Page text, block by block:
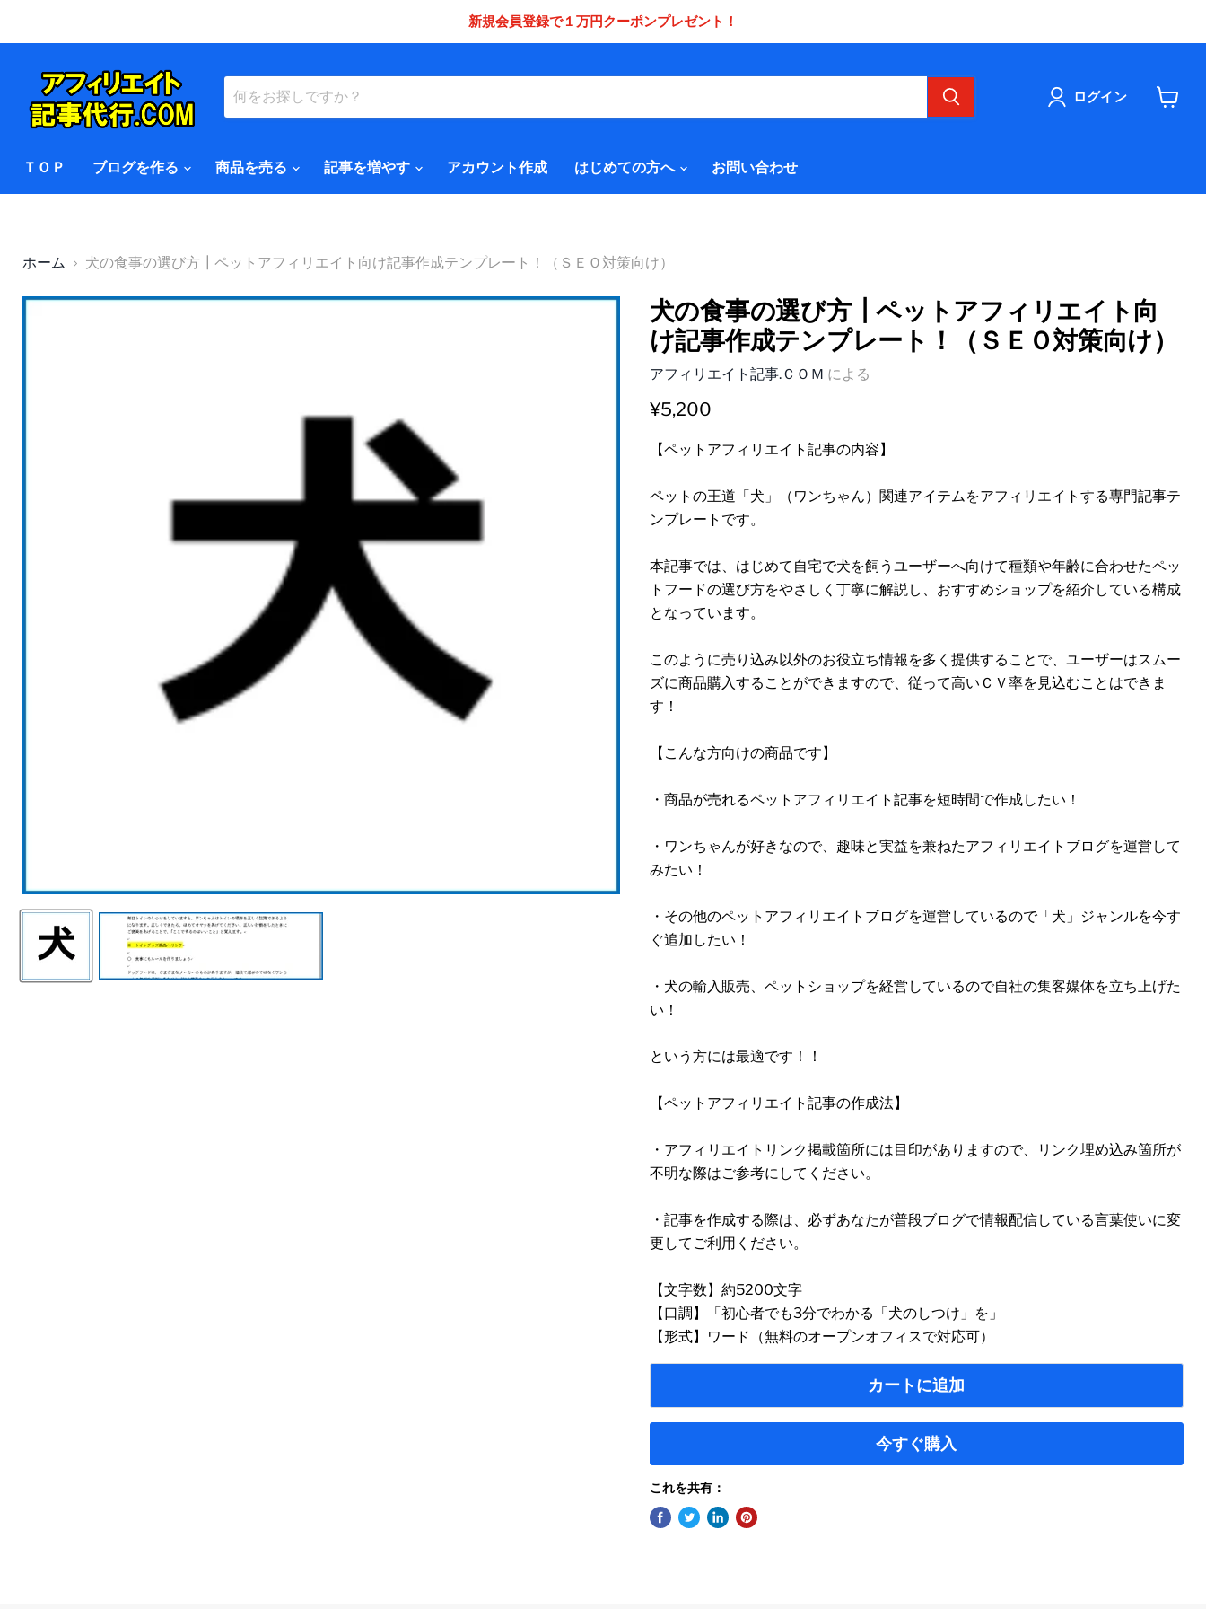
新規会員登録で１万円クーポンプレゼント！
ログイン
る
ＴＯＰ ブログを作る 商品を売る 記事を増やす アカウント作成 はじめての方へ お問い合わせ
ホーム 犬の食事の選び方┃ペットアフィリエイト向け記事作成テンプレート！（ＳＥＯ対策向け）
犬の食事の選び方┃ペットアフィリエイト向
け記事作成テンプレート！（ＳＥＯ対策向け）
アフィリエイト記事.ＣＯＭ による
¥5,200
【ペットアフィリエイト記事の内容】
ペットの王道「犬」（ワンちゃん）関連アイテムをアフィリエイトする専門記事テ
ンプレートです。
本記事では、はじめて自宅で犬を飼うユーザーへ向けて種類や年齢に合わせたペッ
トフードの選び方をやさしく丁寧に解説し、おすすめショップを紹介している構成
となっています。
このように売り込み以外のお役立ち情報を多く提供することで、ユーザーはスムー
ズに商品購入することができますので、従って高いＣＶ率を見込むことはできま
す！
【こんな方向けの商品です】
・商品が売れるペットアフィリエイト記事を短時間で作成したい！
・ワンちゃんが好きなので、趣味と実益を兼ねたアフィリエイトブログを運営して
みたい！
・その他のペットアフィリエイトブログを運営しているので「犬」ジャンルを今す
ぐ追加したい！
・犬の輸入販売、ペットショップを経営しているので自社の集客媒体を立ち上げた
い！
という方には最適です！！
【ペットアフィリエイト記事の作成法】
・アフィリエイトリンク掲載箇所には目印がありますので、リンク埋め込み箇所が
不明な際はご参考にしてください。
・記事を作成する際は、必ずあなたが普段ブログで情報配信している言葉使いに変
更してご利用ください。
【文字数】約5200文字
【口調】「初心者でも3分でわかる「犬のしつけ」を」
【形式】ワード（無料のオープンオフィスで対応可）
カートに追加
今すぐ購入
これを共有：